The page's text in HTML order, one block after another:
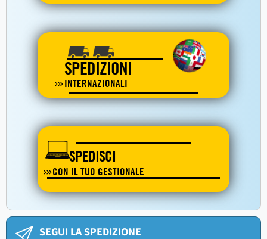
SPEDIZIONI
INTERNAZIONALI
SPEDISCI
CON IL TUO GESTIONALE
SEGUI LA SPEDIZIONE